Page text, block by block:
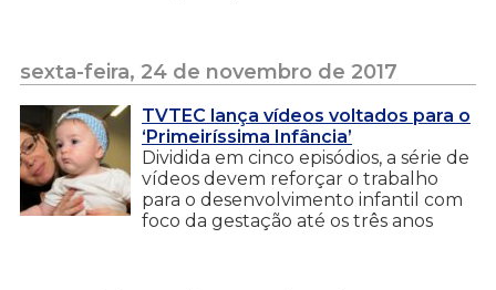
sexta-feira, 24 de novembro de 2017
TVTEC lança vídeos voltados para o
‘Primeiríssima Infância’
Dividida em cinco episódios, a série de
vídeos devem reforçar o trabalho
para o desenvolvimento infantil com
foco da gestação até os três anos